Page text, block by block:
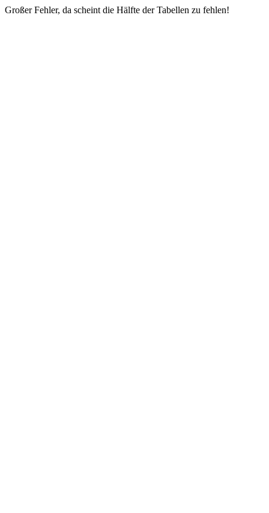
Großer Fehler, da scheint die Hälfte der Tabellen zu fehlen!